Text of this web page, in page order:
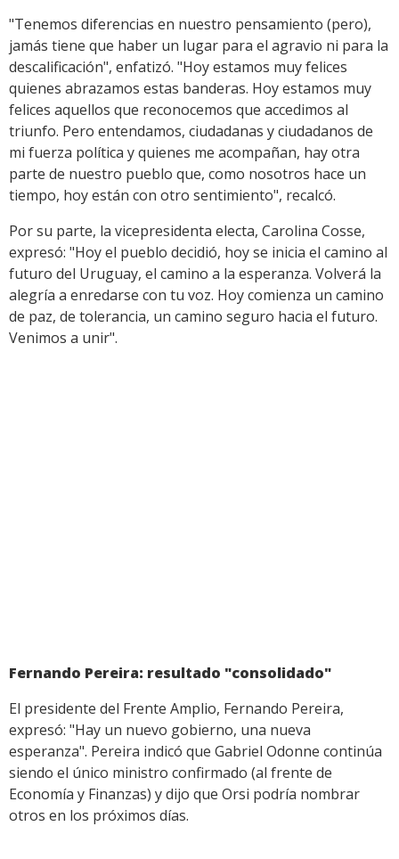
"Tenemos diferencias en nuestro pensamiento (pero),
jamás tiene que haber un lugar para el agravio ni para la
descalificación", enfatizó. "Hoy estamos muy felices
quienes abrazamos estas banderas. Hoy estamos muy
felices aquellos que reconocemos que accedimos al
triunfo. Pero entendamos, ciudadanas y ciudadanos de
mi fuerza política y quienes me acompañan, hay otra
parte de nuestro pueblo que, como nosotros hace un
tiempo, hoy están con otro sentimiento", recalcó.
Por su parte, la vicepresidenta electa, Carolina Cosse,
expresó: "Hoy el pueblo decidió, hoy se inicia el camino al
futuro del Uruguay, el camino a la esperanza. Volverá la
alegría a enredarse con tu voz. Hoy comienza un camino
de paz, de tolerancia, un camino seguro hacia el futuro.
Venimos a unir".
Fernando Pereira: resultado "consolidado"
El presidente del Frente Amplio, Fernando Pereira,
expresó: "Hay un nuevo gobierno, una nueva
esperanza". Pereira indicó que Gabriel Odonne continúa
siendo el único ministro confirmado (al frente de
Economía y Finanzas) y dijo que Orsi podría nombrar
otros en los próximos días.